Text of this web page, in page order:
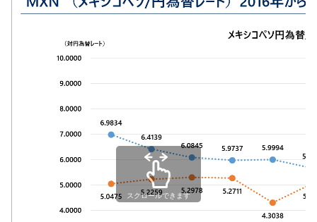
スクロールできます